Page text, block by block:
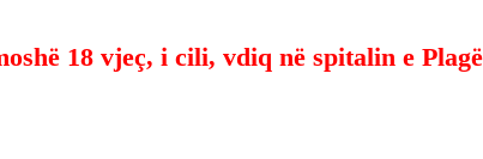
18 vjeç, i cili, vdiq në spitalin e